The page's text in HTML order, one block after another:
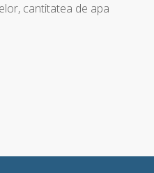
cantitatea de apa